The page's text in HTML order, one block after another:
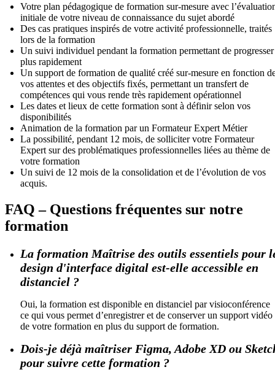
Votre plan pédagogique de formation sur-mesure avec
initiale de votre niveau de connaissance du sujet abordé
Des cas pratiques inspirés de votre activité professionnelle, traités
lors de la formation
Un suivi individuel pendant la formation permettant de progresser
plus rapidement
Un support de formation de qualité créé sur-mesure en fonction
vos attentes et des objectifs fixés, permettant un transfert de
compétences qui vous rende très rapidement opérationnel
Les dates et lieux de cette formation sont à définir selon vos
disponibilités
Animation de la formation par un Formateur Expert Métier
La possibilité, pendant 12 mois, de solliciter votre Formateur
Expert sur des problématiques professionnelles liées au thème de
votre formation
Un suivi de 12 mois de la consolidation et de l’évolution de vos
acquis.
FAQ – Questions fréquentes sur notre
formation
La formation Maîtrise des outils essentiels pour
design d'interface digital est-elle accessible en
distanciel ?
Oui, la formation est disponible en distanciel par visioconférence
ce qui vous permet d’enregistrer et de conserver un support vidéo
de votre formation en plus du support de formation.
Dois-je déjà maîtriser Figma, Adobe XD ou
pour suivre cette formation ?